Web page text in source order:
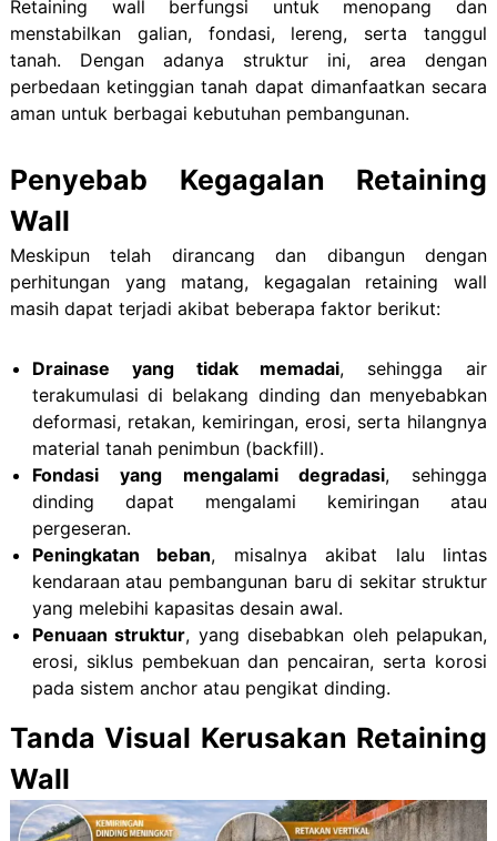
Retaining wall berfungsi untuk menopang dan
menstabilkan galian, fondasi, lereng, serta tanggul
tanah. Dengan adanya struktur ini, area dengan
perbedaan ketinggian tanah dapat dimanfaatkan secara
aman untuk berbagai kebutuhan pembangunan.
Penyebab Kegagalan Retaining
Wall
Meskipun telah dirancang dan dibangun dengan
perhitungan yang matang, kegagalan retaining wall
masih dapat terjadi akibat beberapa faktor berikut:
Drainase yang tidak memadai, sehingga air
terakumulasi di belakang dinding dan menyebabkan
deformasi, retakan, kemiringan, erosi, serta hilangnya
material tanah penimbun (backfill).
Fondasi yang mengalami degradasi, sehingga
dinding dapat mengalami kemiringan atau
pergeseran.
Peningkatan beban, misalnya akibat lalu lintas
kendaraan atau pembangunan baru di sekitar struktur
yang melebihi kapasitas desain awal.
Penuaan struktur, yang disebabkan oleh pelapukan,
erosi, siklus pembekuan dan pencairan, serta korosi
pada sistem anchor atau pengikat dinding.
Tanda Visual Kerusakan Retaining
Wall